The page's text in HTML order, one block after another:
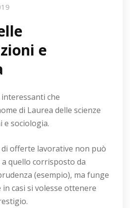
e
che
di Laurea delle scienze
e sociologia.
offerte lavorative non può
quello corrisposto da
(esempio), ma funge
casi si volesse ottenere